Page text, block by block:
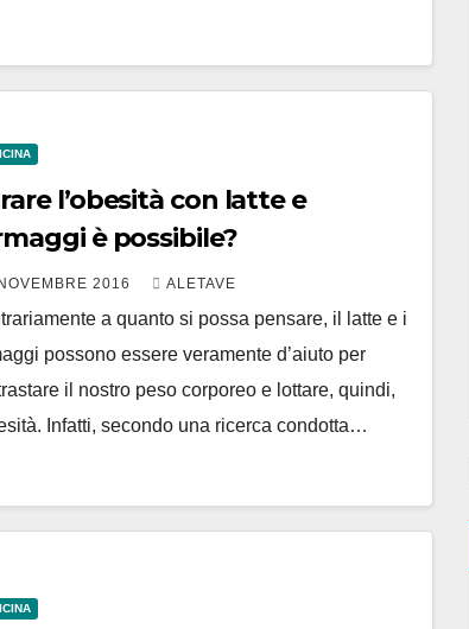
l’obesità con latte e
è possibile?
2016 ALETAVE
a quanto si possa pensare, il latte e i
possono essere veramente d’aiuto per
il nostro peso corporeo e lottare, quindi,
Infatti, secondo una ricerca condotta…